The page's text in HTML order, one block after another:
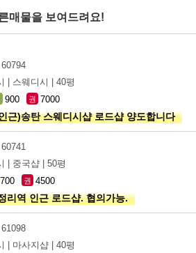
매물을 보여드려요!
|
스웨디시 | 40평
900 권 7000
근)송탄 스웨디시샵 로드샵 양도합니다
|
중국샵 | 50평
700 권 4500
리역 인근 로드샵. 협의가능.
|
마사지샵 | 40평